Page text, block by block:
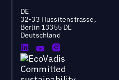
DE
32-33 Hussitenstrasse,
Berlin 13355 DE
Deutschland